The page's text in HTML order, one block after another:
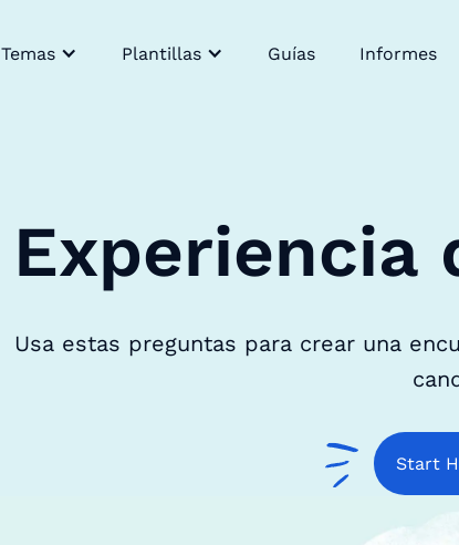
Temas Plantillas Guías Informes
Experiencia
Usa estas preguntas para crear una
Start